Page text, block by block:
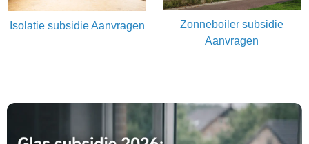
Isolatie subsidie Aanvragen
Zonneboiler subsidie
Aanvragen